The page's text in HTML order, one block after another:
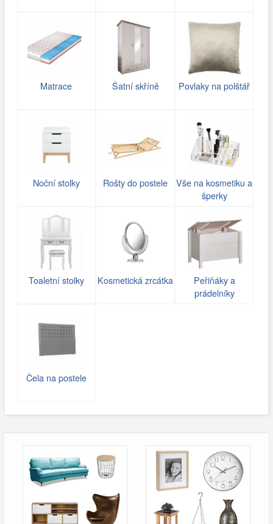
Matrace Šatní skříně Povlaky na polštář
Noční stolky Rošty do postele
Vše na kosmetiku a
šperky
Toaletní stolky Kosmetická zrcátka
Peřiňáky a
prádelníky
Čela na postele